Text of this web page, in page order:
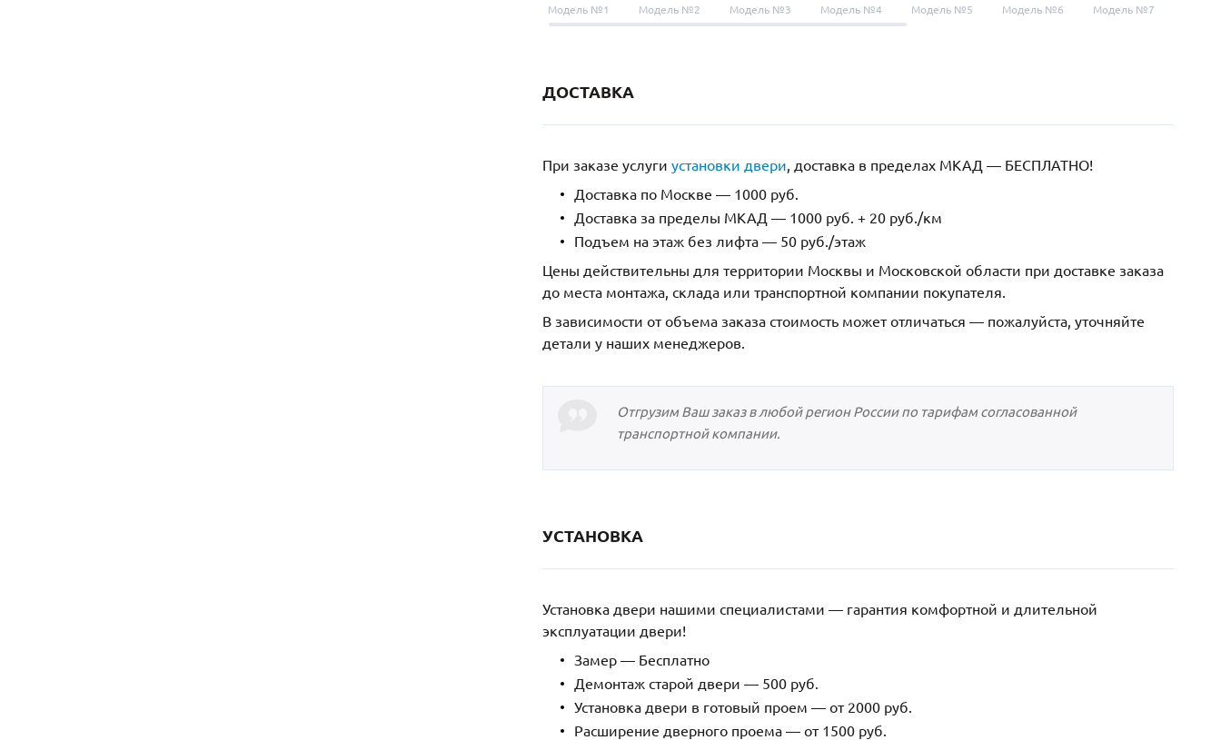
Модель №1 Модель №2 Модель №3 Модель №4 Модель №5 Модель №6 Модель №7
ДОСТАВКА
При заказе услуги установки двери, доставка в пределах МКАД — БЕСПЛАТНО!
Доставка по Москве — 1000 руб.
Доставка за пределы МКАД — 1000 руб. + 20 руб./км
Подъем на этаж без лифта — 50 руб./этаж
Цены действительны для территории Москвы и Московской области при доставке заказа
до места монтажа, склада или транспортной компании покупателя.
В зависимости от объема заказа стоимость может отличаться — пожалуйста, уточняйте
детали у наших менеджеров.
Отгрузим Ваш заказ в любой регион России по тарифам согласованной
транспортной компании.
УСТАНОВКА
Установка двери нашими специалистами — гарантия комфортной и длительной
эксплуатации двери!
Замер — Бесплатно
Демонтаж старой двери — 500 руб.
Установка двери в готовый проем — от 2000 руб.
Расширение дверного проема — от 1500 руб.